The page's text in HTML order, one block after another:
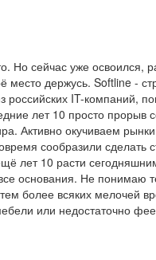
Но сейчас уже освоился,
место держусь. Softline -
российских IT-компаний,
лет 10 просто
Активно окучиваем
сообразили сделать
лет 10 расти
основания. Не понимаю
более всяких мелочей
или недостаточно